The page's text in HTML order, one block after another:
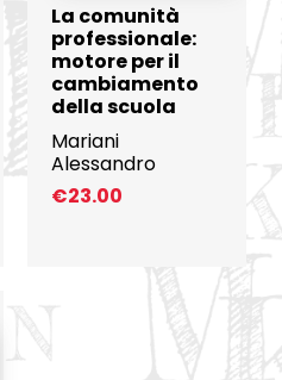
La comunità
professionale:
motore per il
cambiamento
della scuola
Mariani
Alessandro
€23.00